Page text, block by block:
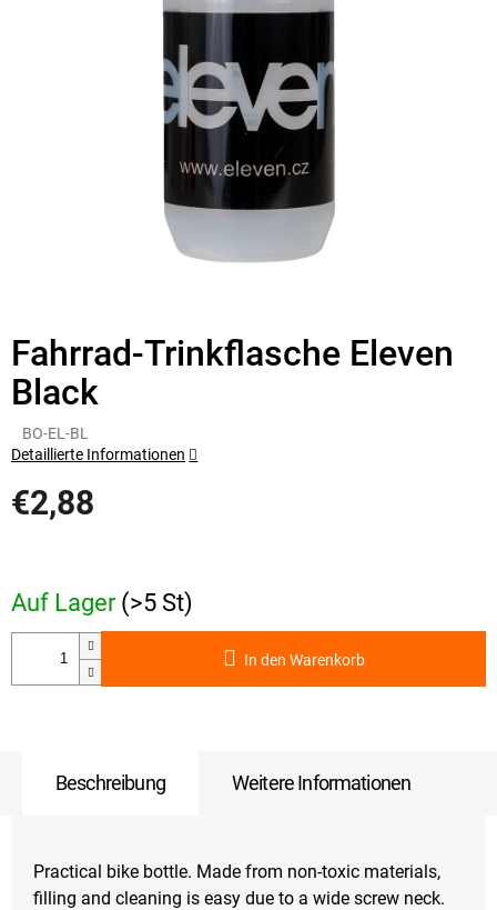
Fahrrad-Trinkflasche Eleven
Black
BO-EL-BL
€2,88
Auf Lager (>5 St)
In den Warenkorb
Detaillierte Informationen
Beschreibung Weitere Informationen
Practical bike bottle. Made from non-toxic materials,
filling and cleaning is easy due to a wide screw neck.